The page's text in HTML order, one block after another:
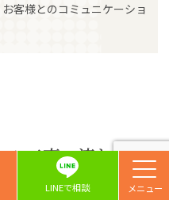
談 お問い合わせ
客様とのコミュニケーショ
ム工事の流れ
談 お問い合わせ
談 お問い合わせ
LINEで相談